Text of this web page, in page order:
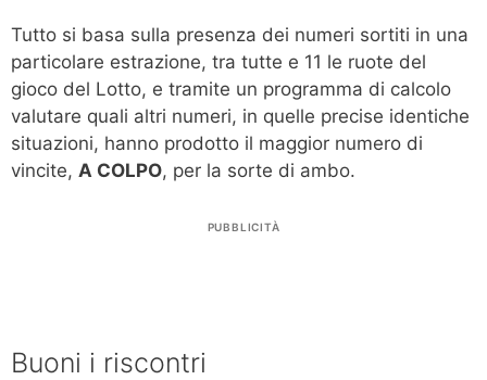
Tutto si basa sulla presenza dei numeri sortiti in una
particolare estrazione, tra tutte e 11 le ruote del
gioco del Lotto, e tramite un programma di calcolo
valutare quali altri numeri, in quelle precise identiche
situazioni, hanno prodotto il maggior numero di
vincite, A COLPO, per la sorte di ambo.
PUBBLICITÀ
Buoni i riscontri